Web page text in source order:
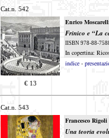
Cat.n. 542
Enrico
Frinico e “La
IISBN 978-88-
In copertina:
indice -
€ 13
Cat.n. 543
Francesco Rigoli
Una teoria